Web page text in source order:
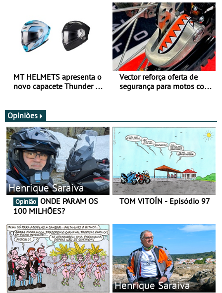
verão
MT HELMETS apresenta o
novo capacete Thunder 4 R
Vector reforça oferta de
segurança para motos com
Opiniões
Henrique Saraiva
Opinião
100 MILHÕES?
TOM VITOÍN - Episódio 97
Henrique Saraiva